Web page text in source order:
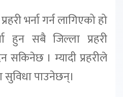
भर्ना गर्न लागिएको हो
हुन सबै जिल्ला प्रहरी
सकिनेछ । म्यादी प्रहरीले
सुविधा पाउनेछन्।